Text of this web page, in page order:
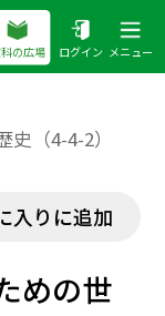
の広場 ログイン メニュー
（4-4-2）
入りに追加
めの世